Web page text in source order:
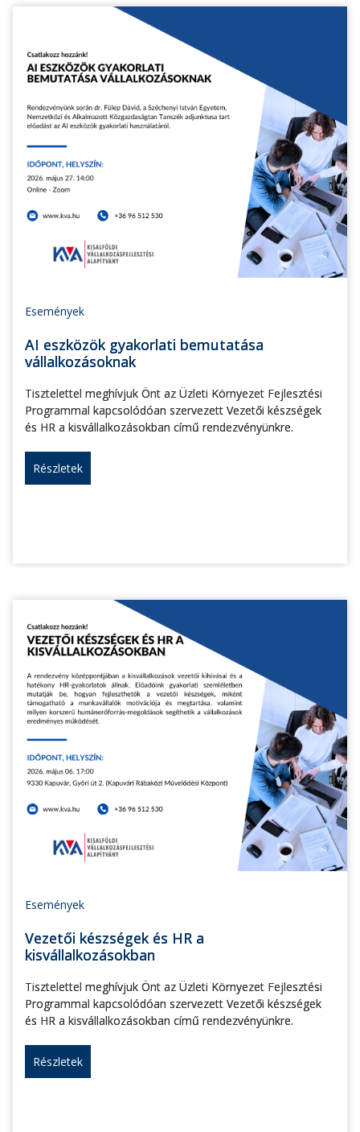
Események
AI eszközök gyakorlati bemutatása
vállalkozásoknak
Tisztelettel meghívjuk Önt az Üzleti Környezet Fejlesztési
Programmal kapcsolódóan szervezett Vezetői készségek
és HR a kisvállalkozásokban című rendezvényünkre.
Részletek
Események
Vezetői készségek és HR a
kisvállalkozásokban
Tisztelettel meghívjuk Önt az Üzleti Környezet Fejlesztési
Programmal kapcsolódóan szervezett Vezetői készségek
és HR a kisvállalkozásokban című rendezvényünkre.
Részletek